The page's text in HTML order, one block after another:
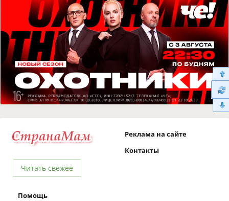
Читать свежее
Реклама на сайте
Контакты
Помощь